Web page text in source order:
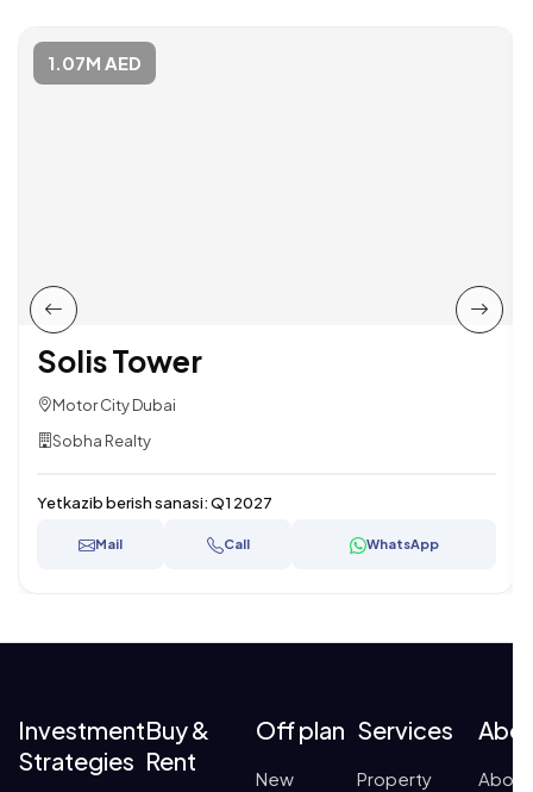
1.07M AED
Solis Tower
Motor City Dubai
Sobha Realty
Yetkazib berish sanasi:Q1 2027
Mail Call WhatsApp
Investment
Strategies
Buy &
Rent
Off plan
New
Services
Property
About